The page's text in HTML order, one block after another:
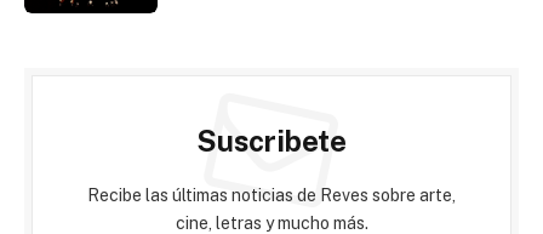
Suscribete
Recibe las últimas noticias de Reves sobre arte,
cine, letras y mucho más.